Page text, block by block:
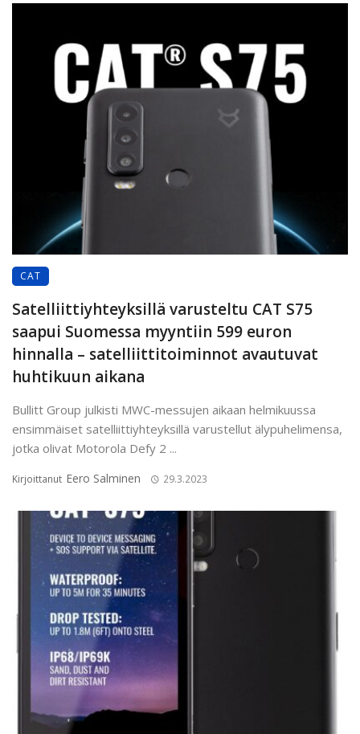
CAT
Satelliittiyhteyksillä varusteltu CAT S75
saapui Suomessa myyntiin 599 euron
hinnalla – satelliittitoiminnot avautuvat
huhtikuun aikana
Bullitt Group julkisti MWC-messujen aikaan helmikuussa
ensimmäiset satelliittiyhteyksillä varustellut älypuhelimensa,
jotka olivat Motorola Defy 2 ...
Kirjoittanut Eero Salminen 29.3.2023